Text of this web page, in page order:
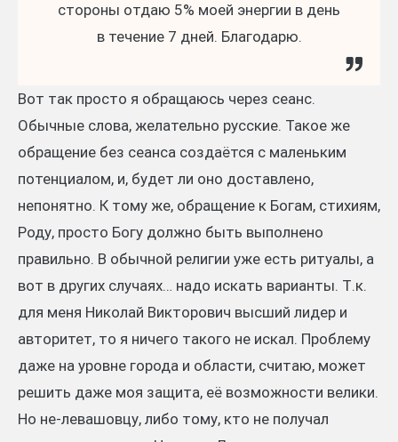
стороны отдаю 5% моей энергии в день
в течение 7 дней. Благодарю.
Вот так просто я обращаюсь через сеанс.
Обычные слова, желательно русские. Такое же
обращение без сеанса создаётся с маленьким
потенциалом, и, будет ли оно доставлено,
непонятно. К тому же, обращение к Богам, стихиям,
Роду, просто Богу должно быть выполнено
правильно. В обычной религии уже есть ритуалы, а
вот в других случаях… надо искать варианты. Т.к.
для меня Николай Викторович высший лидер и
авторитет, то я ничего такого не искал. Проблему
даже на уровне города и области, считаю, может
решить даже моя защита, её возможности велики.
Но не-левашовцу, либо тому, кто не получал